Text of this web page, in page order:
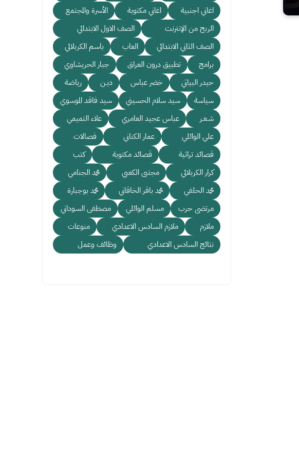
اغاني اجنبية
اغاني مكتوبة
الأسرة والمجتمع
الربح من الإنترنت
الصف الاول الابتدائي
الصف الثاني الابتدائي
العاب
باسم الكربلائي
برامج
تطبيق درون العراق
جبار الحريشاوي
حيدر البياتي
خضر عباس ديـن
رياضة
سياسة
سيد سلام الحسيني
سيد فاقد الموسوي
شـعـر
عباس عجيد العامري
علاء التميمي
علي الوائلي
عمار الكناني
فصالات
قصائد تراثية
قصائد مكتوبة
كتب
كرار الكربلائي
مجتبى الكعبي
محمد الجنامي
محمد الحلفي
محمد باقر الخاقاني
محمد بوجبارة
مرتضى حرب
مسلم الوائلي
مصطفى السوداني
ملازم
ملازم السادس الاعدادي
منوعات
نتائج السادس الاعدادي
وظائف وعمل